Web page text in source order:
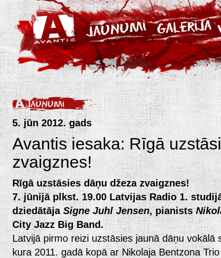
5. jūn 2012. gads
Avantis iesaka: Rīgā
zvaigznes!
Rīgā uzstāsies dāņu džeza zvaigznes!
7. jūnijā plkst. 19.00 Latvijas Radio 1.
dziedātājaSigne Juhl Jensen, pianists
City Jazz Big Band.
Latvijā pirmo reizi uzstāsies jaunā dāņu vokālā
kura 2011. gadā kopā ar Nikolaja Bentzona